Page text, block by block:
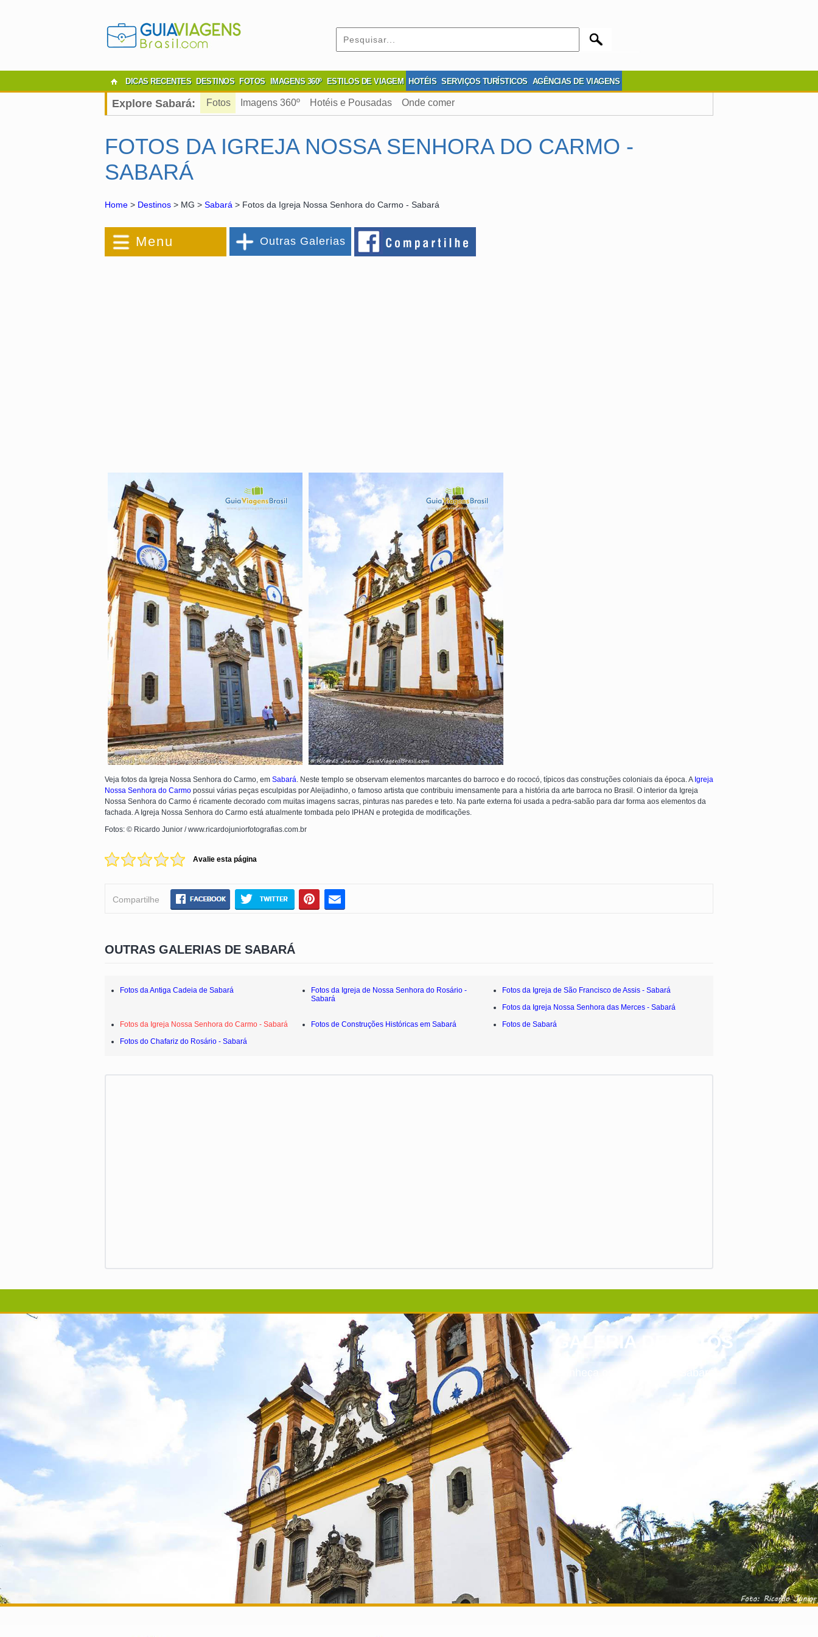
DICAS RECENTES DESTINOS FOTOS IMAGENS 360º ESTILOS DE VIAGEM HOTÉIS SERVIÇOS TURÍSTICOS AGÊNCIAS DE VIAGENS
Explore Sabará: Fotos Imagens 360º Hotéis e Pousadas Onde comer
FOTOS DA IGREJA NOSSA SENHORA DO CARMO -
SABARÁ
Home > Destinos > MG > Sabará > Fotos da Igreja Nossa Senhora do Carmo - Sabará
Menu Outras Galerias
Veja fotos da Igreja Nossa Senhora do Carmo, em Sabará. Neste templo se observam elementos marcantes do barroco e do rococó, típicos das construções coloniais da época. A Igreja
Nossa Senhora do Carmo possui várias peças esculpidas por Aleijadinho, o famoso artista que contribuiu imensamente para a história da arte barroca no Brasil. O interior da Igreja
Nossa Senhora do Carmo é ricamente decorado com muitas imagens sacras, pinturas nas paredes e teto. Na parte externa foi usada a pedra-sabão para dar forma aos elementos da
fachada. A Igreja Nossa Senhora do Carmo está atualmente tombada pelo IPHAN e protegida de modificações.
Fotos: © Ricardo Junior / www.ricardojuniorfotografias.com.br
Avalie esta página
Compartilhe
OUTRAS GALERIAS DE SABARÁ
Fotos da Antiga Cadeia de Sabará
Fotos da Igreja de Nossa Senhora do Rosário -
Sabará
Fotos da Igreja de São Francisco de Assis - Sabará
Fotos da Igreja Nossa Senhora das Merces - Sabará
Fotos da Igreja Nossa Senhora do Carmo - Sabará
Fotos de Construções Históricas em Sabará
Fotos de Sabará
Fotos do Chafariz do Rosário - Sabará
GALERIA DE FOTOS
Conheça os encantos de Sabará!